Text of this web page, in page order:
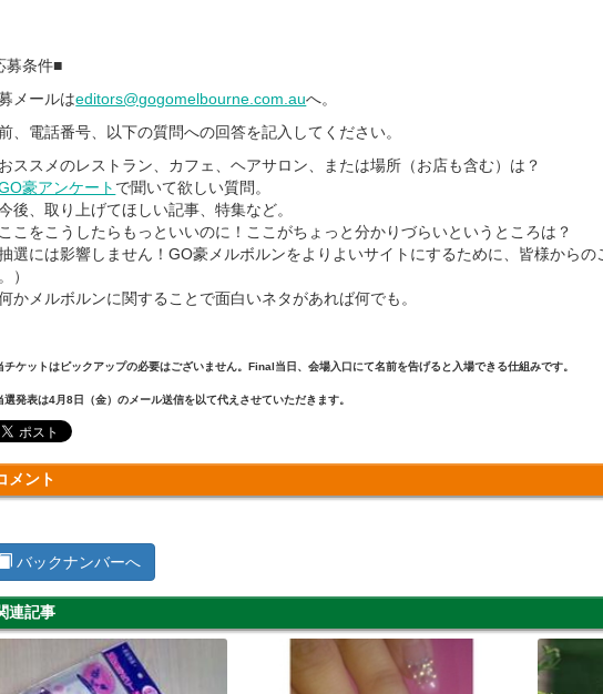
募条件■
メールはeditors@gogomelbourne.com.auへ。
、電話番号、以下の質問への回答を記入してください。
ススメのレストラン、カフェ、ヘアサロン、または場所（お店も含む）は？
豪アンケート で聞いて欲しい質問。
後、取り上げてほしい記事、特集など。
こをこうしたらもっといいのに！ここがちょっと分かりづらいというところは？
抽選には影響しません！GO豪メルボルンをよりよいサイトにするために、皆様からの
）
かメルボルンに関することで面白いネタがあれば何でも。
ケットはピックアップの必要はございません。Final当日、会場入口にて名前を告げると入場できる仕組みです。
発表は4月8日（金）のメール送信を以て代えさせていただきます。
メント
バックナンバーへ
連記事